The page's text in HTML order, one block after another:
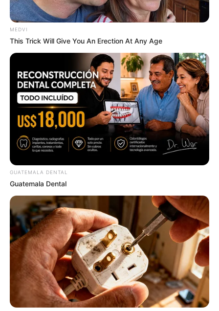
Why this ordinary drink is the secret to feeling your
best every day
CTA FAVORITE
These Wedding Dance Moves Broke The Internet
BRAINBERRIES
MEDVI
This Trick Will Give You An Erection At Any Age
GUATEMALA DENTAL
Guatemala Dental